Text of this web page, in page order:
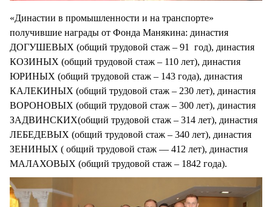
«Династии в промышленности и на транспорте»
получившие награды от Фонда Манякина: династия
ДОГУШЕВЫХ (общий трудовой стаж – 91 год), династия
КОЗИНЫХ (общий трудовой стаж – 110 лет), династия
ЮРИНЫХ (общий трудовой стаж – 143 года), династия
КАЛЕКИНЫХ (общий трудовой стаж – 230 лет), династия
ВОРОНОВЫХ (общий трудовой стаж – 300 лет), династия
ЗАДВИНСКИХ(общий трудовой стаж – 314 лет), династия
ЛЕБЕДЕВЫХ (общий трудовой стаж – 340 лет), династия
ЗЕНИНЫХ ( общий трудовой стаж — 412 лет), династия
МАЛАХОВЫХ (общий трудовой стаж – 1842 года).